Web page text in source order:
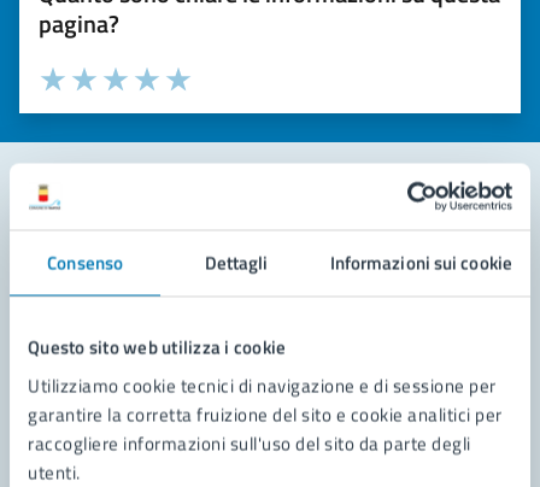
Consenso Dettagli Informazioni sui cookie
Questo sito web utilizza i cookie
Utilizziamo cookie tecnici di navigazione e di sessione per
garantire la corretta fruizione del sito e cookie analitici per
raccogliere informazioni sull'uso del sito da parte degli
utenti.
pagina?
Valuta la chiarezza delle informazioni (da 1 a 5 stelle)
Seleziona il numero di stelle per valutare la chiarezza delle
Valuta 5 stelle su 5
Valuta 4 stelle su 5
Valuta 3 stelle su 5
Valuta 2 stelle su 5
Valuta 1 stelle su 5
Leggi le domande frequenti
Richiedi assistenza
Prenota appuntamento
Problemi in città